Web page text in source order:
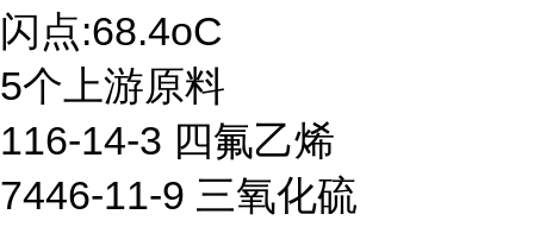
闪点:68.4oC
5个上游原料
116-14-3 四氟乙烯
7446-11-9 三氧化硫